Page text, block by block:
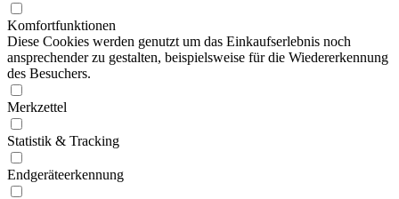
Komfortfunktionen
Diese Cookies werden genutzt um das Einkaufserlebnis noch
ansprechender zu gestalten, beispielsweise für die Wiedererkennung
des Besuchers.
Merkzettel
Statistik & Tracking
Endgeräteerkennung